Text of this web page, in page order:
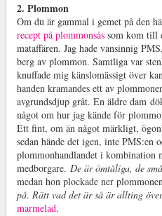
2. Plommon
Om du är gammal i gemet på den
recept på plommonsåssom kom till
mataffären. Jag hade vansinnig
berg av plommon. Samtliga var
knuffade mig känslomässigt över
handen kramandes ett av
avgrundsdjup gråt. En äldre dam
något om hur jag kände för
Ett fint, om än något märkligt,
sedan hände det igen, inte PMS:en
plommonhandlandet i kombination
medborgare. De är ömtåliga, de
medan hon plockade ner
på. Rätt vad det är så är allting
marmelad.